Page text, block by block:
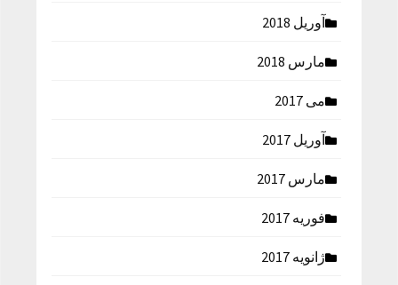
آوریل 2018
مارس 2018
می 2017
آوریل 2017
مارس 2017
فوریه 2017
ژانویه 2017